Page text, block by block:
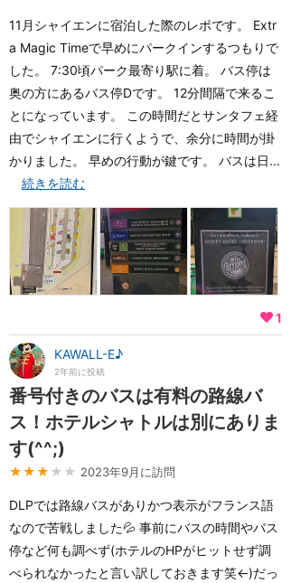
11月シャイエンに宿泊した際のレポです。 Extr
a Magic Timeで早めにパークインするつもりで
した。 7:30頃パーク最寄り駅に着。 バス停は
奥の方にあるバス停Dです。 12分間隔で来るこ
とになっています。 この時間だとサンタフェ経
由でシャイエンに行くようで、余分に時間が掛
かりました。 早めの行動が鍵です。 バスは日...
続きを読む
1
KAWALL-E♪
2年前に投稿
番号付きのバスは有料の路線バ
ス！ホテルシャトルは別にありま
す(^^;)
★★★ ★★ 2023年9月に訪問
DLPでは路線バスがありかつ表示がフランス語
なので苦戦しました💦 事前にバスの時間やバス
停など何も調べず(ホテルのHPがヒットせず調
べられなかったと言い訳しておきます笑←)だっ